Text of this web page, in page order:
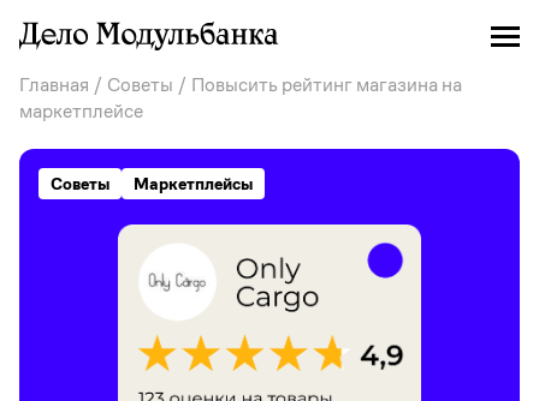
Главная / Советы / Повысить рейтинг магазина на
маркетплейсе
Советы Маркетплейсы